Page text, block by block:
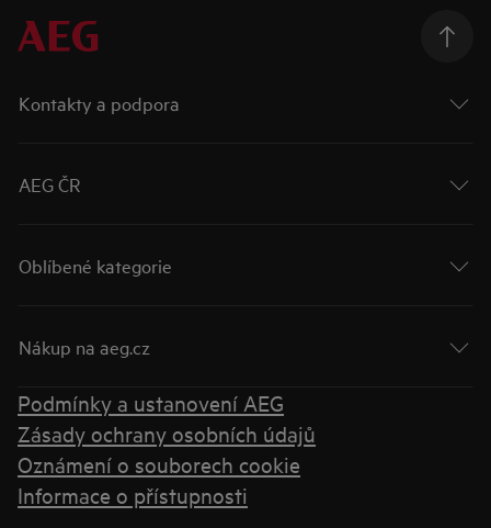
Kontakty a podpora
AEG ČR
Oblíbené kategorie
Nákup na aeg.cz
Podmínky a ustanovení AEG
Zásady ochrany osobních údajů
Oznámení o souborech cookie
Informace o přístupnosti